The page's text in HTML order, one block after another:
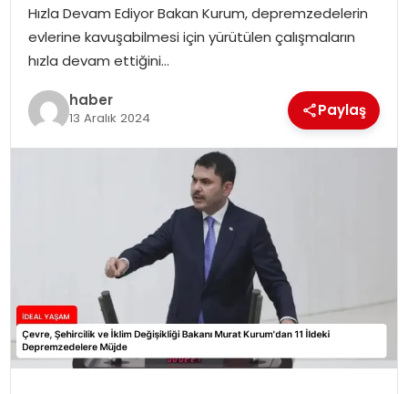
Hızla Devam Ediyor Bakan Kurum, depremzedelerin
evlerine kavuşabilmesi için yürütülen çalışmaların
hızla devam ettiğini…
haber
13 Aralık 2024 Paylaş